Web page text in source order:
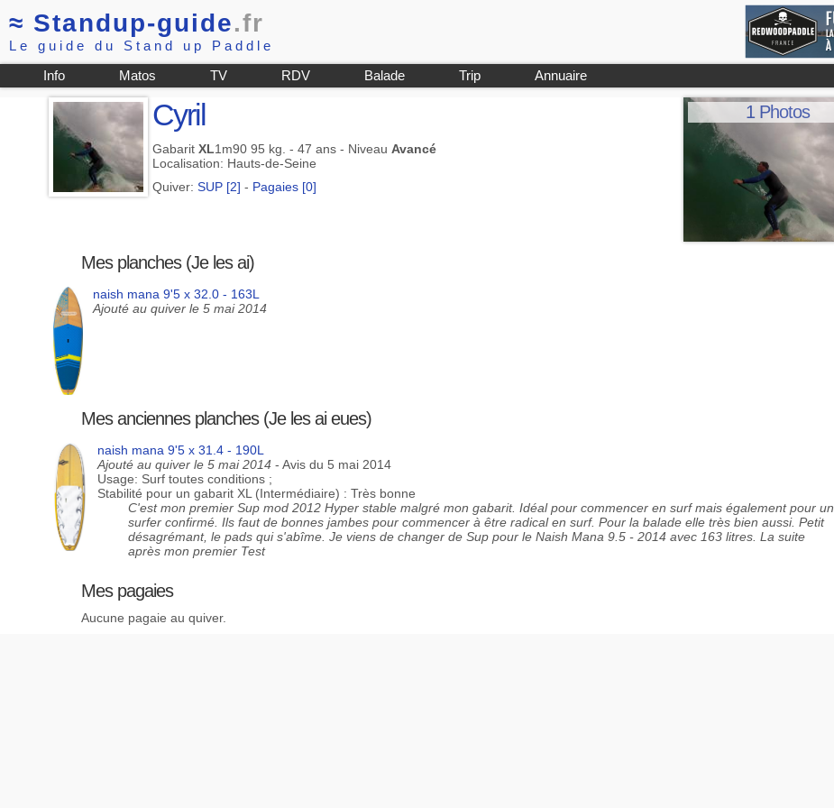
≈ Standup-guide.fr
Le guide du Stand up Paddle
Info Matos TV RDV Balade Trip Annuaire
1 Photos
Cyril
Gabarit XL1m90 95 kg. - 47 ans - Niveau Avancé
Localisation: Hauts-de-Seine
Quiver: SUP [2] - Pagaies [0]
Mes planches (Je les ai)
naish mana 9'5 x 32.0 - 163L
Ajouté au quiver le 5 mai 2014
Mes anciennes planches (Je les ai eues)
naish mana 9'5 x 31.4 - 190L
Ajouté au quiver le 5 mai 2014 - Avis du 5 mai 2014
Usage: Surf toutes conditions ;
Stabilité pour un gabarit XL (Intermédiaire) : Très bonne
C'est mon premier Sup mod 2012 Hyper stable malgré mon gabarit. Idéal pour commencer en surf mais également pour un
surfer confirmé. Ils faut de bonnes jambes pour commencer à être radical en surf. Pour la balade elle très bien aussi. Petit
désagrémant, le pads qui s'abîme. Je viens de changer de Sup pour le Naish Mana 9.5 - 2014 avec 163 litres. La suite
après mon premier Test
Mes pagaies
Aucune pagaie au quiver.